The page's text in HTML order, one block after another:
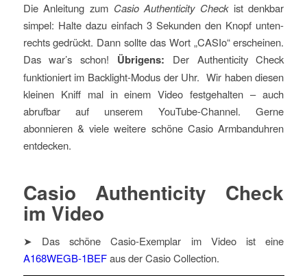
Die Anleitung zum Casio Authenticity Checkist denkbar
simpel: Halte dazu einfach 3 Sekunden den Knopf unten-
rechts gedrückt. Dann sollte das Wort „CASIo“ erscheinen.
Das war’s schon! Übrigens: Der Authenticity Check
funktioniert im Backlight-Modus der Uhr. Wir haben diesen
kleinen Kniff mal in einem Video festgehalten – auch
abrufbar auf unserem YouTube-Channel. Gerne
abonnieren & viele weitere schöne Casio Armbanduhren
entdecken.
Casio Authenticity Check
im Video
➤ Das schöne Casio-Exemplar im Video ist eine
A168WEGB-1BEFaus der Casio Collection.